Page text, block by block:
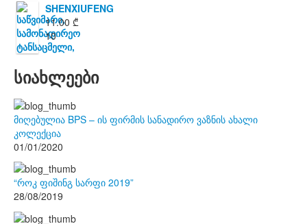
SHENXIUFENG
11.00 ₾
10
სიახლეები
მიღებულია BPS – ის ფირმის სანადირო ვაზნის ახალი
კოლექცია
01/01/2020
“როკ ფიშინგ სარფი 2019”
28/08/2019